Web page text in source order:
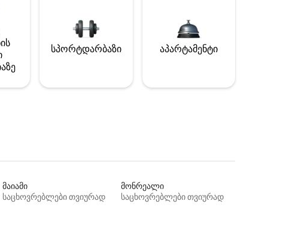
სპორტდარბაზი აპარტამენტი
მაიამი
საცხოვრებლები თვიურად
მონრეალი
საცხოვრებლები თვიურად